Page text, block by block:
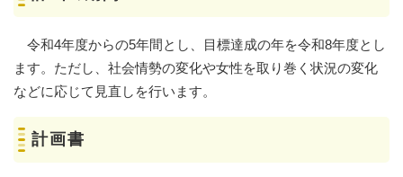
令和4年度からの5年間とし、目標達成の年を令和8年度とし
ます。ただし、社会情勢の変化や女性を取り巻く状況の変化
などに応じて見直しを行います。
計画書